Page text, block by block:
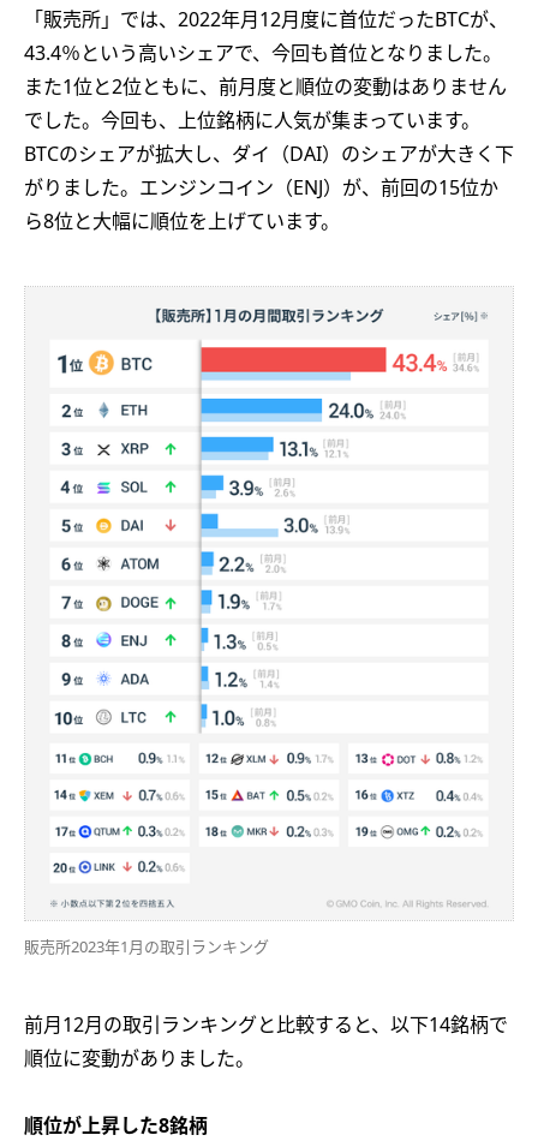
「販売所」では、2022年月12月度に首位だったBTCが、
43.4％という高いシェアで、今回も首位となりました。
また1位と2位ともに、前月度と順位の変動はありません
でした。今回も、上位銘柄に人気が集まっています。
BTCのシェアが拡大し、ダイ（DAI）のシェアが大きく下
がりました。エンジンコイン（ENJ）が、前回の15位か
ら8位と大幅に順位を上げています。
販売所2023年1月の取引ランキング
前月12月の取引ランキングと比較すると、以下14銘柄で
順位に変動がありました。
順位が上昇した8銘柄